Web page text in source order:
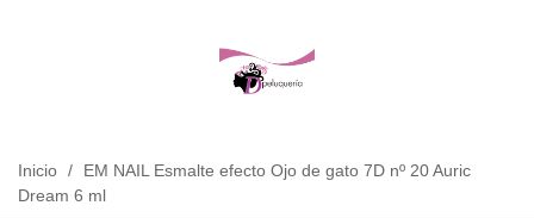
Inicio /
EM NAIL Esmalte efecto Ojo de gato 7D nº 20 Auric
Dream 6 ml